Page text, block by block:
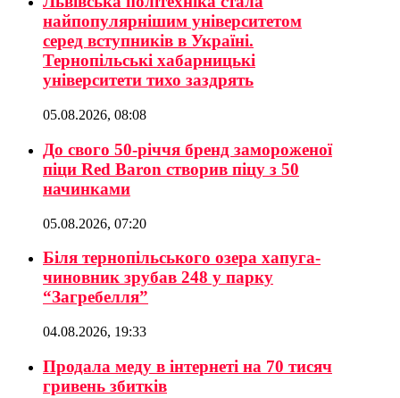
найпопулярнішим університетом
серед вступників в Україні.
Тернопільські хабарницькі
університети тихо заздрять
05.08.2026, 08:08
До свого 50-річчя бренд замороженої
піци Red Baron створив піцу з 50
начинками
05.08.2026, 07:20
Біля тернопільського озера хапуга-
чиновник зрубав 248 у парку
“Загребелля”
04.08.2026, 19:33
Продала меду в інтернеті на 70 тисяч
гривень збитків